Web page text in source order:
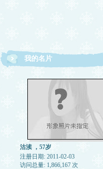
我的名片
沽渎 ，57岁
注册日期: 2011-02-03
访问总量: 1,866,167 次